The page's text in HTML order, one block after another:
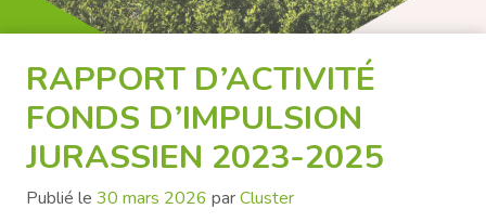
RAPPORT D’ACTIVITÉ
FONDS D’IMPULSION
JURASSIEN 2023-2025
Publié le 30 mars 2026 parCluster